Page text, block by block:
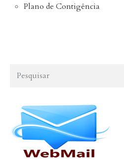
Plano de Contigência